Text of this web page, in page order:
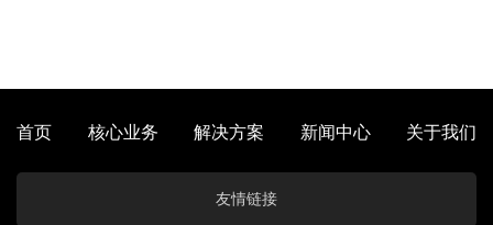
首页 核心业务 解决方案 新闻中心 关于我们
友情链接